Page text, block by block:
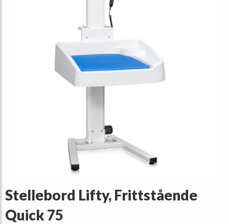
Stellebord Lifty, Frittstående
Quick 75